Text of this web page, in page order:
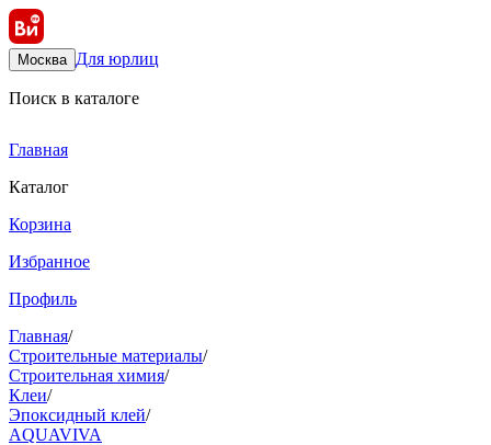
Москва Для юрлиц
Поиск в каталоге
Главная
Каталог
Корзина
Избранное
Профиль
Главная/
Строительные материалы/
Строительная химия/
Клеи/
Эпоксидный клей/
AQUAVIVA